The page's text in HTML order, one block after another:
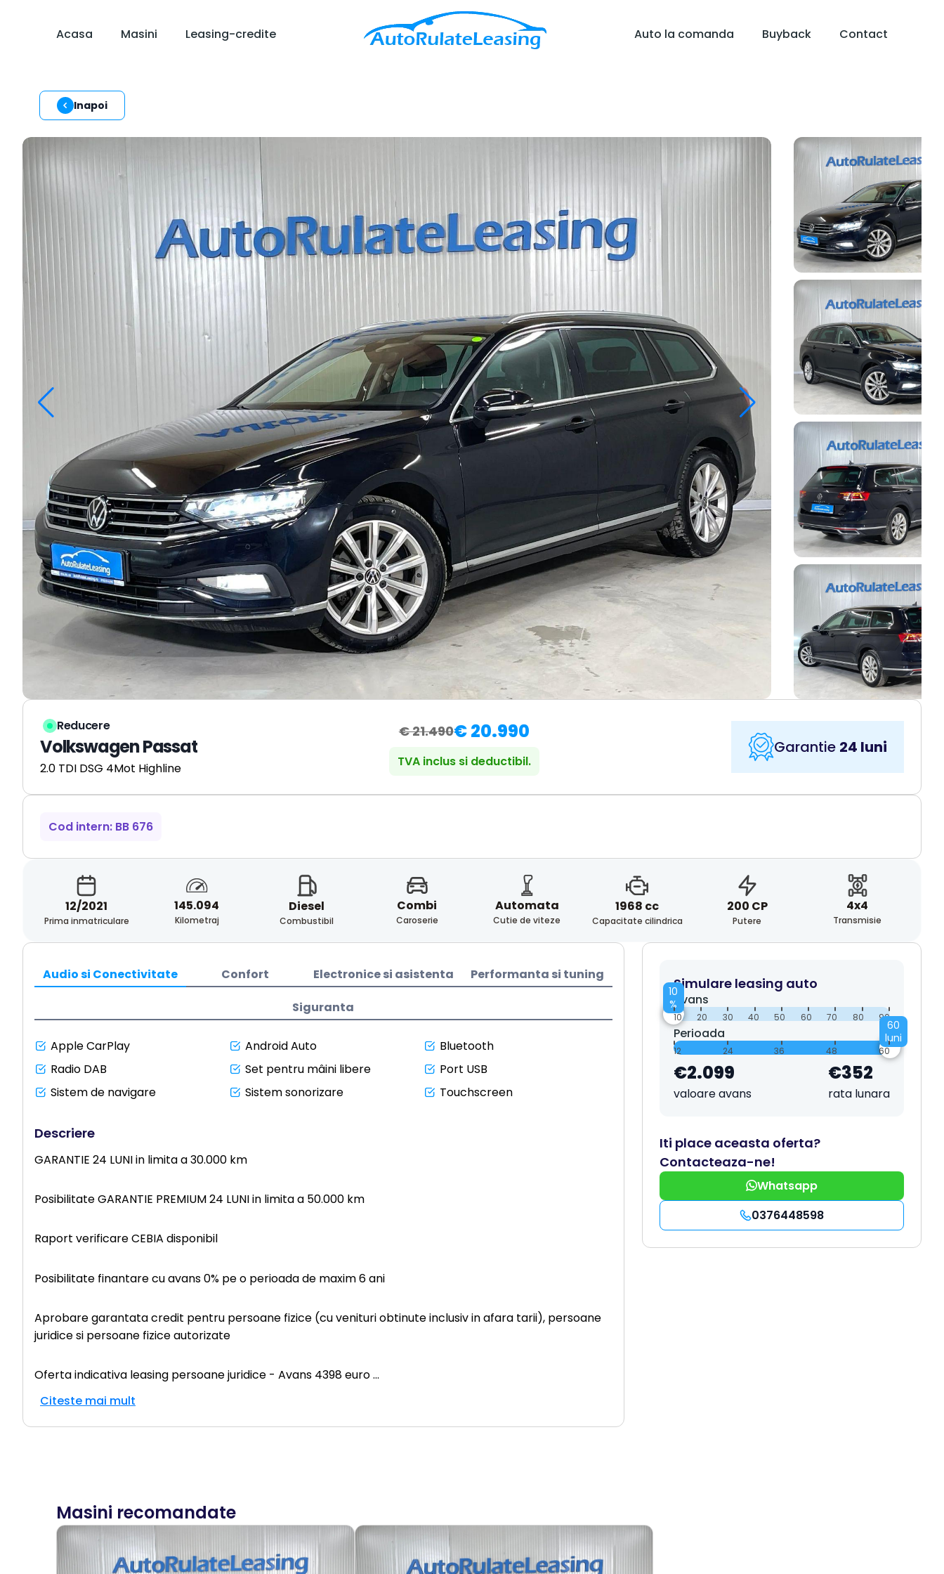
Acasa Masini Leasing-credite Auto la comanda Buyback Contact
Inapoi
Reducere
Volkswagen Passat
2.0 TDI DSG 4Mot Highline
€ 21.490€ 20.990
TVA inclus si deductibil.
Garantie 24 luni
Cod intern: BB 676
12/2021
Prima inmatriculare
145.094
Kilometraj
Diesel
Combustibil
Combi
Caroserie
Automata
Cutie de viteze
1968 cc
Capacitate cilindrica
200 CP
Putere
4x4
Transmisie
Audio si Conectivitate Confort Electronice si asistenta Performanta si tuning
Siguranta
Apple CarPlay Android Auto
Bluetooth
Radio DAB
Set pentru mâini libere
Port USB
Sistem de navigare
Sistem sonorizare Touchscreen
Descriere
GARANTIE 24 LUNI in limita a 30.000 km
Posibilitate GARANTIE PREMIUM 24 LUNI in limita a 50.000 km
Raport verificare CEBIA disponibil
Posibilitate finantare cu avans 0% pe o perioada de maxim 6 ani
Aprobare garantata credit pentru persoane fizice (cu venituri obtinute inclusiv in afara tarii), persoane
juridice si persoane fizice autorizate
Oferta indicativa leasing persoane juridice - Avans 4398 euro...
Citeste mai mult
Simulare leasing auto
Avans
10
%
10 20 30 40 50 60 70 80 90
Perioada
60
luni
12 24 36 48 60
€2.099
valoare avans
€352
rata lunara
Iti place aceasta oferta?
Contacteaza-ne!
Whatsapp
0376448598
Masini recomandate